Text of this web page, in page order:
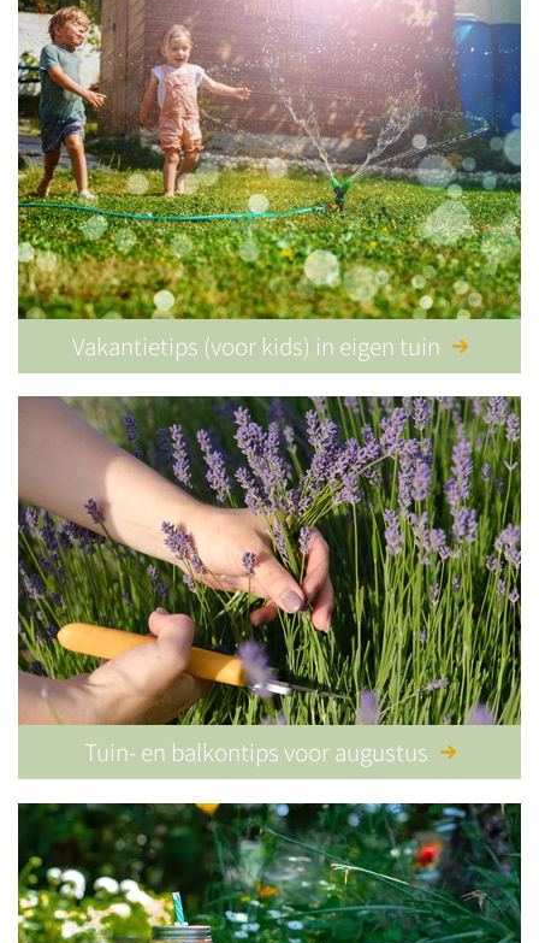
Vakantietips (voor kids) in eigen tuin
Tuin- en balkontips voor augustus